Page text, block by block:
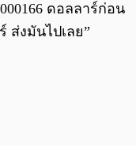
ดอลลาร์ก่อน
ส่งมันไปเลย”